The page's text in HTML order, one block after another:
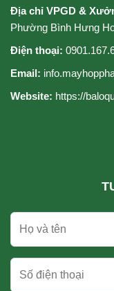
Địa chỉ VPGD &
Phường Bình Hưng
Điện thoại:
Email:
Website: https://